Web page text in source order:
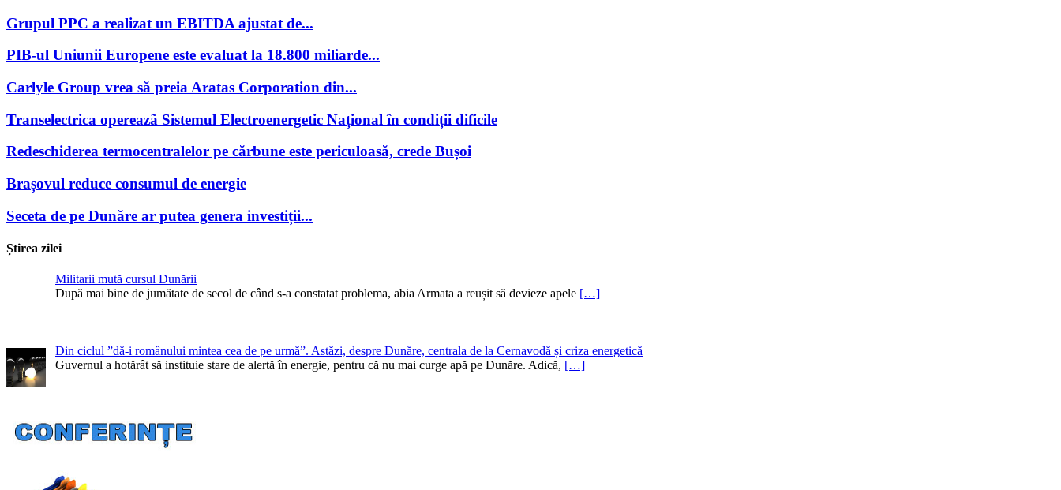
Grupul PPC a realizat un EBITDA ajustat de...
PIB-ul Uniunii Europene este evaluat la 18.800 miliarde...
Carlyle Group vrea să preia Aratas Corporation din...
Transelectrica opereazã Sistemul Electroenergetic Național în condiții dificile
Redeschiderea termocentralelor pe cărbune este periculoasă, crede Bușoi
Brașovul reduce consumul de energie
Seceta de pe Dunăre ar putea genera investiții...
Știrea zilei
Militarii mută cursul Dunării
După mai bine de jumătate de secol de când s-a constatat problema, abia Armata a reușit să devieze apele […]
Din ciclul ”dă-i românului mintea cea de pe urmă”. Astăzi, despre Dunăre, centrala de la Cernavodă și criza energetică
Guvernul a hotărât să instituie stare de alertă în energie, pentru că nu mai curge apă pe Dunăre. Adică, […]